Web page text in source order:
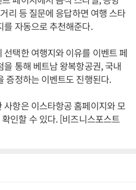
리 등 질문에 응답하면 여행 스타
를 자동으로 추천해준다.
택한 여행지와 이유를 이벤트 페
통해 베트남 왕복항공권, 국내
증정하는 이벤트도 진행된다.
사항은 이스타항공 홈페이지와 모
인할 수 있다. [비즈니스포스트